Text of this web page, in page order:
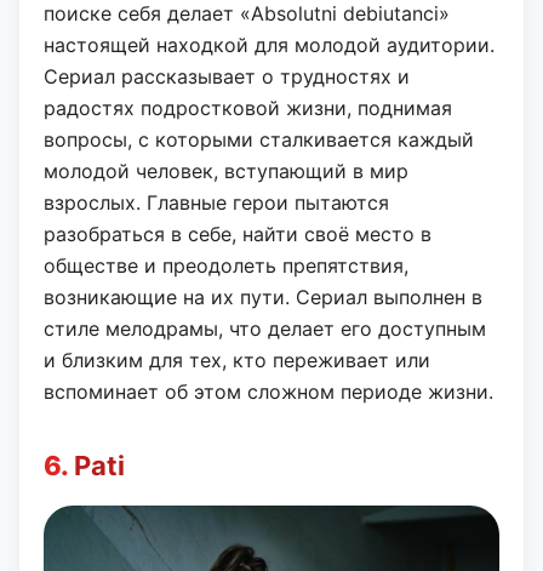
поиске себя делает «Absolutni debiutanci»
настоящей находкой для молодой аудитории.
Сериал рассказывает о трудностях и
радостях подростковой жизни, поднимая
вопросы, с которыми сталкивается каждый
молодой человек, вступающий в мир
взрослых. Главные герои пытаются
разобраться в себе, найти своё место в
обществе и преодолеть препятствия,
возникающие на их пути. Сериал выполнен в
стиле мелодрамы, что делает его доступным
и близким для тех, кто переживает или
вспоминает об этом сложном периоде жизни.
6. Pati